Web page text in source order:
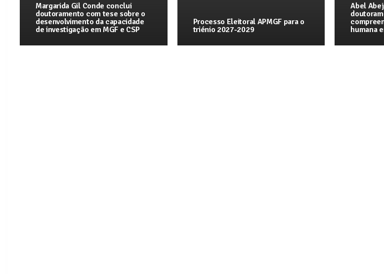
Margarida Gil Conde conclui
doutoramento com tese sobre o
desenvolvimento da capacidade
de investigação em MGF e CSP
Processo Eleitoral APMGF para o
triénio 2027-2029
Abel
humana